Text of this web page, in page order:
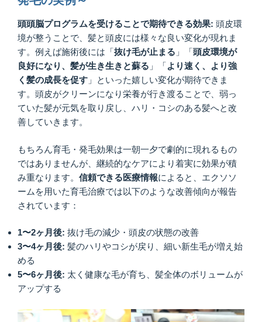
頭頭脳プログラムを受けることで期待できる効果: 頭皮環
境が整うことで、髪と頭皮には様々な良い変化が現れま
す。例えば施術後には「抜け毛が止まる 」「頭皮環境が
良好になり、髪が生き生きと蘇る 」「より速く、より強
く髪の成長を促す 」といった嬉しい変化が期待できま
す。頭皮がクリーンになり栄養が行き渡ることで、弱っ
ていた髪が元気を取り戻し、ハリ・コシのある髪へと改
善していきます。
もちろん育毛・発毛効果は一朝一夕で劇的に現れるもの
ではありませんが、継続的なケアにより着実に効果が積
み重なります。 信頼できる医療情報によると、エクソソ
ームを用いた育毛治療では以下のような改善傾向が報告
されています：
1〜2ヶ月後: 抜け毛の減少・頭皮の状態の改善
3〜4ヶ月後: 髪のハリやコシが戻り、細い新生毛が増え始
める
5〜6ヶ月後: 太く健康な毛が育ち、髪全体のボリュームが
アップする